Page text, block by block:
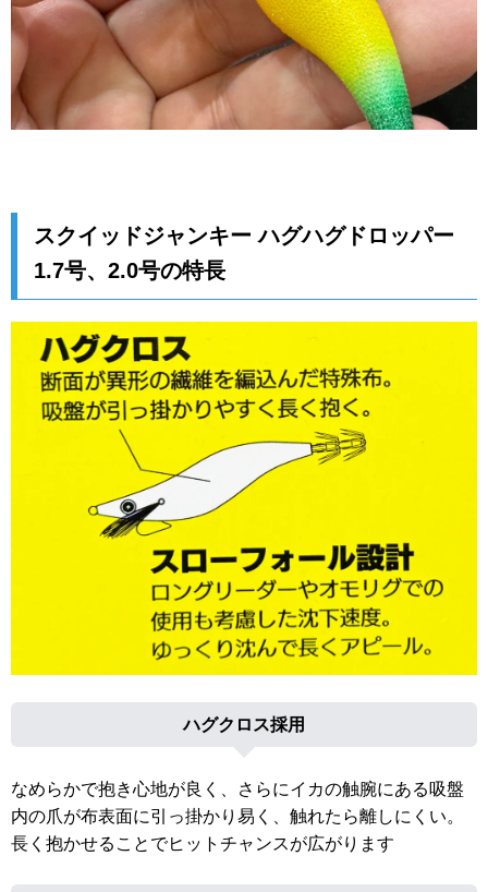
スクイッドジャンキー ハグハグドロッパー
1.7号、2.0号の特長
ハグクロス採用
なめらかで抱き心地が良く、さらにイカの触腕にある吸盤
内の爪が布表面に引っ掛かり易く、触れたら離しにくい。
長く抱かせることでヒットチャンスが広がります